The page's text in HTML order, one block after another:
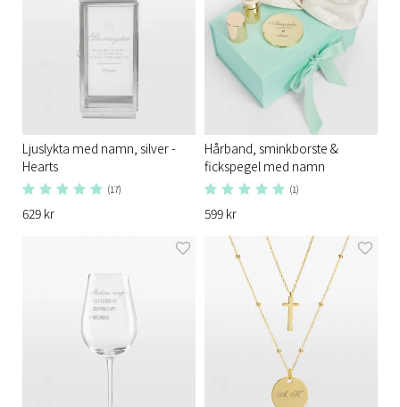
Ljuslykta med namn, silver -
Hearts
(17)
629 kr
Hårband, sminkborste &
fickspegel med namn
(1)
599 kr